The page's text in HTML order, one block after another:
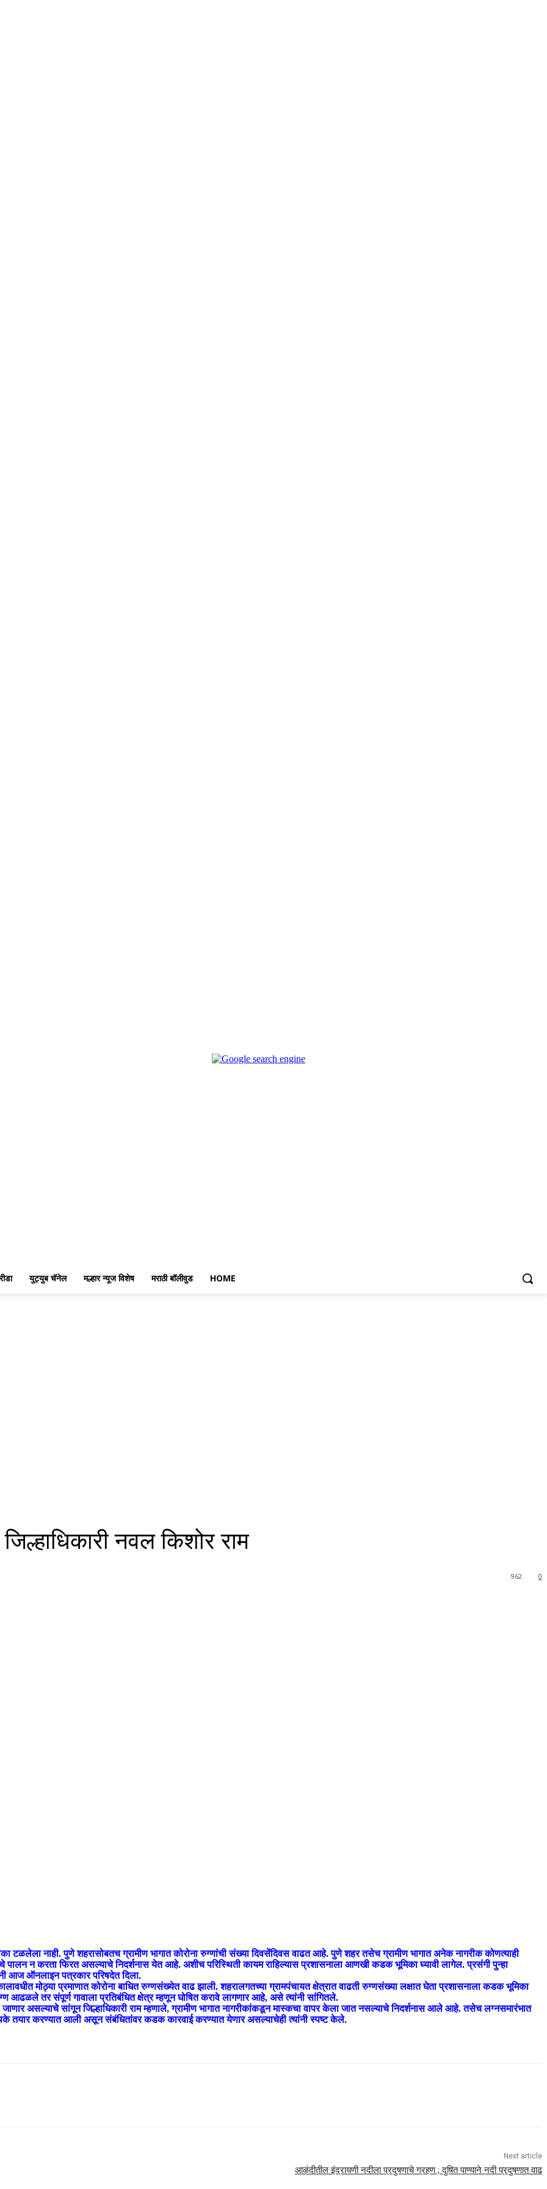
युट्युब चॅनेल मल्हार न्यूज विशेष मराठी बॉलीवुड HOME
नवल किशोर राम
0
962
टळलेला नाही. पुणे शहरासोबतच ग्रामीण भागात कोरोना रुग्णांची संख्या दिवसेंदिवस वाढत आहे. पुणे शहर तसेच ग्रामीण भागात अनेक नागरीक कोणत्याही
पालन न करता फिरत असल्याचे निदर्शनास येत आहे. अशीच परिस्थिती कायम राहिल्यास प्रशासनाला आणखी कडक भूमिका घ्यावी लागेल. प्रसंगी पुन्हा
आज ऑनलाइन पत्रकार परिषदेत दिला.
मोठ्या प्रमाणात कोरोना बाधित रुग्णसंख्येत वाढ झाली. शहरालगतच्या ग्रामपंचायत क्षेत्रात वाढती रुग्णसंख्या लक्षात घेता प्रशासनाला कडक भूमिका
आढळले तर संपूर्ण गावाला प्रतिबंधित क्षेत्र म्हणून घोषित करावे लागणार आहे, असे त्यांनी सांगितले.
जाणार असल्याचे सांगून जिल्हाधिकारी राम म्हणाले, ग्रामीण भागात नागरीकांकडून मास्कचा वापर केला जात नसल्याचे निदर्शनास आले आहे. तसेच लग्नसमारंभात
तयार करण्यात आली असून संबंधितांवर कडक कारवाई करण्यात येणार असल्याचेही त्यांनी स्पष्ट केले.
Next article
आळंदीतील इंद्रायणी नदीला प्रदुषणाचे ग्रहण ; दुषित पाण्याने नदी प्रदुषणात वाढ